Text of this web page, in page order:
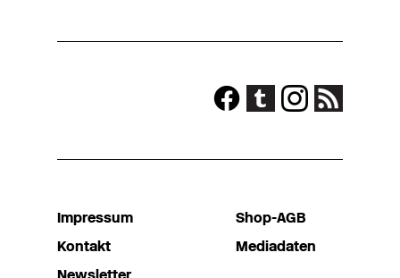
Impressum
Kontakt
Shop-AGB
Mediadaten